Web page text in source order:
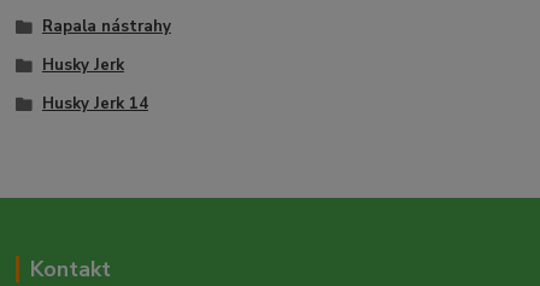
Rapala nástrahy
Husky Jerk
Husky Jerk 14
Kontakt